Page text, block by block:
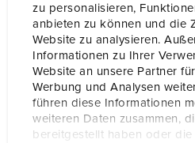
zu personalisieren,
anbieten zu können und die
Website zu analysieren.
Informationen zu Ihrer
Website an unsere Partner
Werbung und Analysen
führen diese Informationen
weiteren Daten zusammen,
bereitgestellt haben oder die
für wasserdichte Stecker und
(Form G), nach
ZUM ARTIKEL